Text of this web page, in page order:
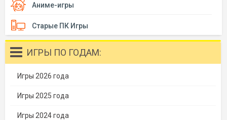
Аниме-игры
Старые ПК Игры
ИГРЫ ПО ГОДАМ:
Игры 2026 года
Игры 2025 года
Игры 2024 года